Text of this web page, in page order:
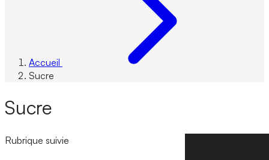
Accueil
Sucre
Sucre
Rubrique suivie